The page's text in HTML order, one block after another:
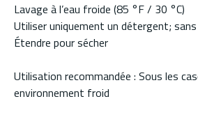
Lavage à l’eau froide (85 °F / 30 °C)
Utiliser uniquement un détergent;
Étendre pour sécher
Utilisation recommandée : Sous les
environnement froid